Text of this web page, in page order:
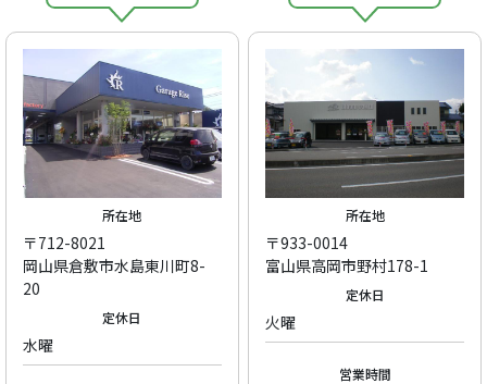
所在地
〒712-8021
岡山県倉敷市水島東川町8-
20
定休日
水曜
所在地
〒933-0014
富山県高岡市野村178-1
定休日
火曜
営業時間